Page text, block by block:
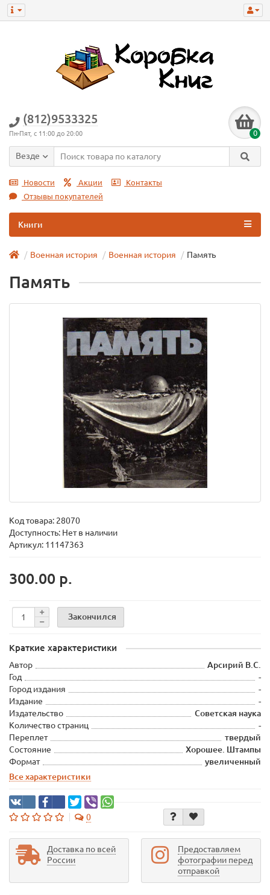
(812)9533325
Пн-Пят, с 11:00 до 20:00 0
Везде
Новости Акции
Контакты
Отзывы покупателей
Книги
Военная история Военная истoрия Память
Память
Код товара: 28070
Доступность: Нет в наличии
Артикул: 11147363
300.00 р.
Закончился
Краткие характеристики
Автор
Арсирий В.С.
Год
-
Город издания
-
Издание
-
Издательство
Советская наука
Количество страниц
-
Переплет
твердый
Состояние
Хорошее. Штампы
Формат
увеличенный
Все характеристики
0
Доставка по всей
России
Предоставляем
фотографии перед
отправкой